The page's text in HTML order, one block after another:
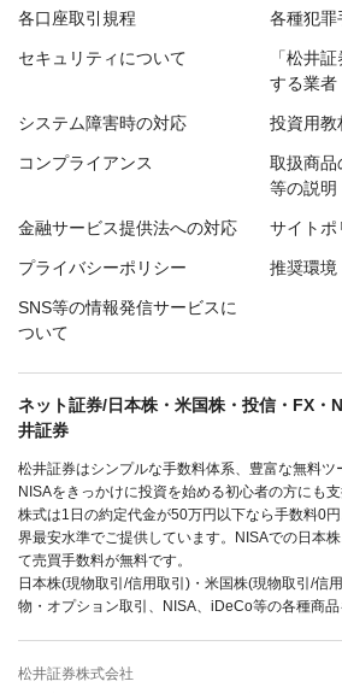
各口座取引規程 各種犯罪
セキュリティについて
「松井
する業者
システム障害時の対応 投資用教
コンプライアンス
取扱商品
等の説明
金融サービス提供法への対応 サイトポ
プライバシーポリシー 推奨環境
SNS等の情報発信サービスに
ついて
ネット証券/日本株・米国株・投信・FX・
井証券
松井証券はシンプルな手数料体系、豊富な無料
NISAをきっかけに投資を始める初心者の方にも支
株式は1日の約定代金が50万円以下なら手数料0
界最安水準でご提供しています。NISAでの日本
て売買手数料が無料です。
日本株(現物取引/信用取引)・米国株(現物取引/信
物・オプション取引、NISA、iDeCo等の各種商品
松井証券株式会社